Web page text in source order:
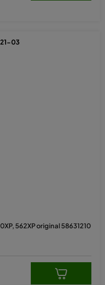
562XP original 58631210
03